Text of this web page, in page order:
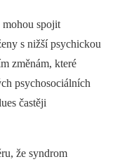
mohou spojit
s nižší psychickou
změnám, které
psychoso­ciálních
častěji
že syndrom